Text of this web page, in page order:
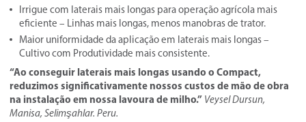
Irrigue com laterais mais longas para operação agrícola mais
eficiente – Linhas mais longas, menos manobras de trator.
Maior uniformidade da aplicação em laterais mais longas –
Cultivo com Produtividade mais consistente.
“Ao conseguir laterais mais longas usando o Compact,
reduzimos significativamente nossos custos de mão de obra
na instalação em nossa lavoura de milho.” Veysel Dursun,
Manisa, Selimşahlar. Peru.